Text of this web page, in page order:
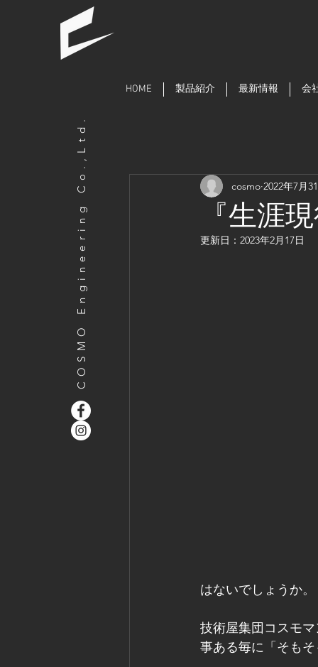
HOME 製品紹介 最新情報 会
『生涯
cosmo 2022年7月
更新日： 2023年2月17日
はないでしょうか。
技術屋集団コスモ
事ある毎に「そも
COSMO Engineering Co.,Ltd.